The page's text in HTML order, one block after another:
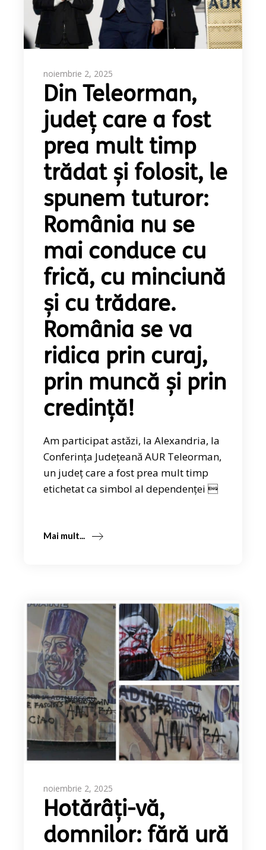
noiembrie 2, 2025
Din Teleorman,
județ care a fost
prea mult timp
trădat și folosit, le
spunem tuturor:
România nu se
mai conduce cu
frică, cu minciună
și cu trădare.
România se va
ridica prin curaj,
prin muncă și prin
credință!
Am participat astăzi, la Alexandria, la
Conferința Județeană AUR Teleorman,
un județ care a fost prea mult timp
etichetat ca simbol al dependenței 
Mai mult...
noiembrie 2, 2025
Hotărâți-vă,
domnilor: fără ură